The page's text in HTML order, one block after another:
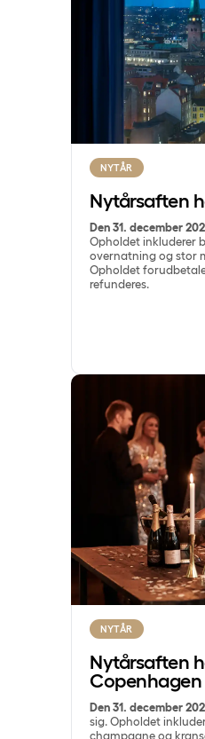
NYTÅR
Nytårsaften
Den 31. december
Opholdet inkluderer
overnatning og stor
Opholdet
refunderes.
Nytårsaften hos
NYTÅR
Nytårsaften
Copenhagen
Den 31. december
sig. Opholdet
champagne og